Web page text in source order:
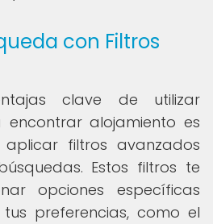
con Filtros
clave de utilizar
alojamiento es
filtros avanzados
Estos filtros te
opciones específicas
preferencias, como el